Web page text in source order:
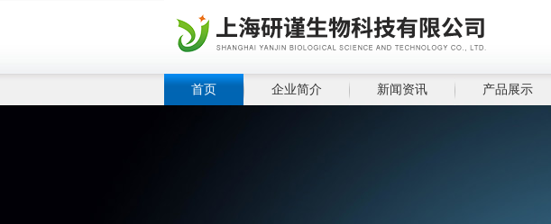
首页 企业简介 新闻资讯 产品展示